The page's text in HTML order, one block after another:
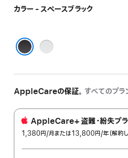
カラー - スペースブラック
シ
AppleCareの保証。 すべてのプラ
AppleCare+ 盗難・紛失プ
1,380円/月per
または13,800円/年年
（解約